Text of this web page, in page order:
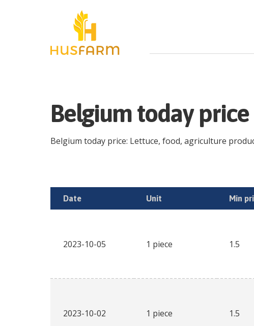
Belgium today
Belgium today price: Lettuce, food, agriculture
Date Unit Min
2023-10-05 1 piece 1.5
2023-10-02 1 piece 1.5